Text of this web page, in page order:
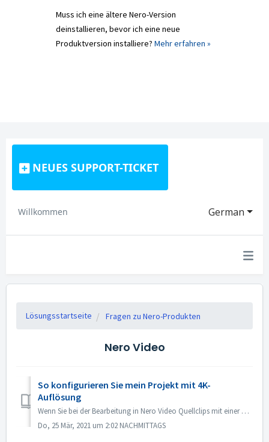
Muss ich eine ältere Nero-Version
deinstallieren, bevor ich eine neue
Produktversion installiere? Mehr erfahren »
NEUES SUPPORT-TICKET
German
Willkommen
Lösungsstartseite Fragen zu Nero-Produkten
Nero Video
So konfigurieren Sie mein Projekt mit 4K-
Auflösung
Wenn Sie bei der Bearbeitung in Nero Video Quellclips mit einer Auflösung von 4K oder höher verwenden und die Ausgabedatei ebenfalls in 4K haben möchten, ge...
Do, 25 Mär, 2021 um 2:02 NACHMITTAGS